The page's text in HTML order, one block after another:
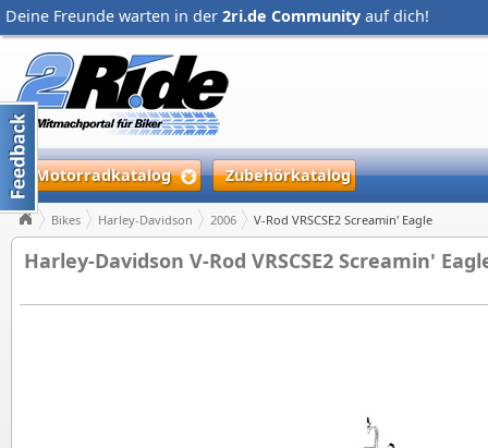
Deine Freunde warten in der 2ri.de Community auf dich!
Motorradkatalog Zubehörkatalog
Bikes Harley-Davidson 2006 V-Rod VRSCSE2 Screamin' Eagle
Harley-Davidson V-Rod VRSCSE2 Screamin'